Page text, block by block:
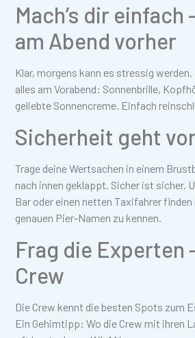
Mach’s dir einfach
am Abend vorher
Klar, morgens kann es stressig
alles am Vorabend: Sonnenbrille,
geliebte Sonnencreme. Einfach
Sicherheit geht vor
Trage deine Wertsachen in einem
nach innen geklappt. Sicher ist sicher.
Bar oder einen netten Taxifahrer
genauen Pier-Namen zu kennen.
Frag die Experten
Crew
Die Crew kennt die besten Spots zum
Ein Gehimtipp: Wo die Crew mit ihren